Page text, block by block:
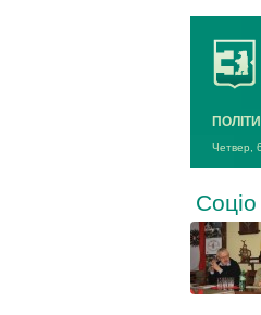
Четвер,
Соціо